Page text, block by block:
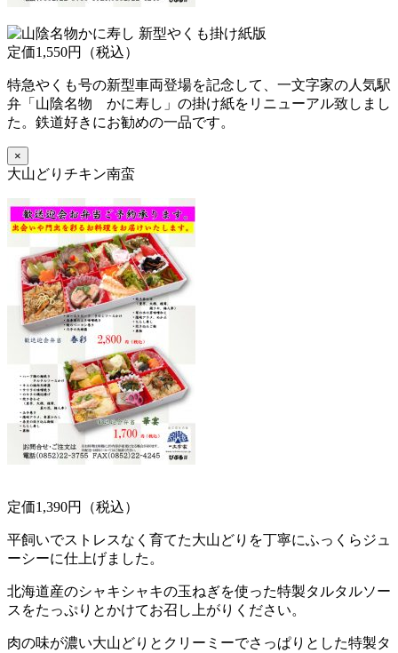
定価1,550円（税込）
特急やくも号の新型車両登場を記念して、一文字家の人気駅
弁「山陰名物 かに寿し」の掛け紙をリニューアル致しまし
た。鉄道好きにお勧めの一品です。
×
大山どりチキン南蛮
定価1,390円（税込）
平飼いでストレスなく育てた大山どりを丁寧にふっくらジュ
ーシーに仕上げました。
北海道産のシャキシャキの玉ねぎを使った特製タルタルソー
スをたっぷりとかけてお召し上がりください。
肉の味が濃い大山どりとクリーミーでさっぱりとした特製タ